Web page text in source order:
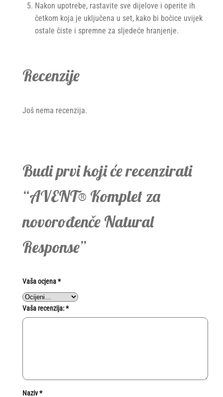
Nakon upotrebe, rastavite sve dijelove i operite ih
četkom koja je uključena u set, kako bi bočice uvijek
ostale čiste i spremne za sljedeće hranjenje.
Recenzije
Još nema recenzija.
Budi prvi koji će recenzirati
“AVENT® Komplet za
novorođenče Natural
Response”
Vaša ocjena*
Vaša recenzija:*
Naziv*